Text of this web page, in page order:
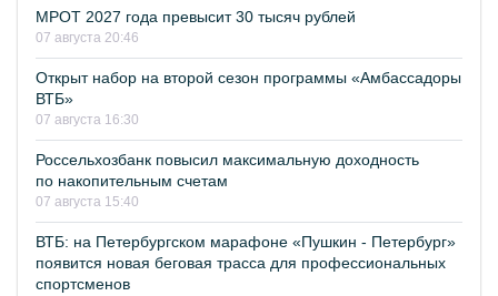
МРОТ 2027 года превысит 30 тысяч рублей
07 августа 20:46
Открыт набор на второй сезон программы «Амбассадоры
ВТБ»
07 августа 16:30
Россельхозбанк повысил максимальную доходность
по накопительным счетам
07 августа 15:40
ВТБ: на Петербургском марафоне «Пушкин - Петербург»
появится новая беговая трасса для профессиональных
спортсменов